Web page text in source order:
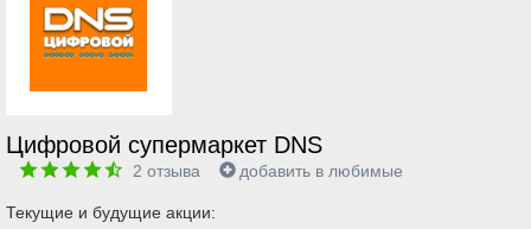
Цифровой супермаркет DNS
2 отзыва добавить в любимые
Текущие и будущие акции: